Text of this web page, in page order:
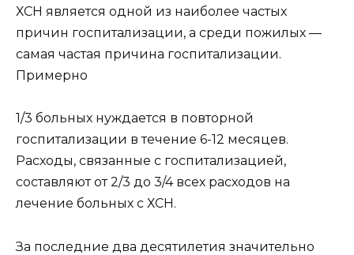
ХСН является одной из наиболее частых
причин госпитализации, а среди пожилых —
самая частая причина госпитализации.
Примерно
1/3 больных нуждается в повторной
госпитализации в течение 6-12 месяцев.
Расходы, связанные с госпитализацией,
составляют от 2/3 до 3/4 всех расходов на
лечение больных с ХСН.
За последние два десятилетия значительно